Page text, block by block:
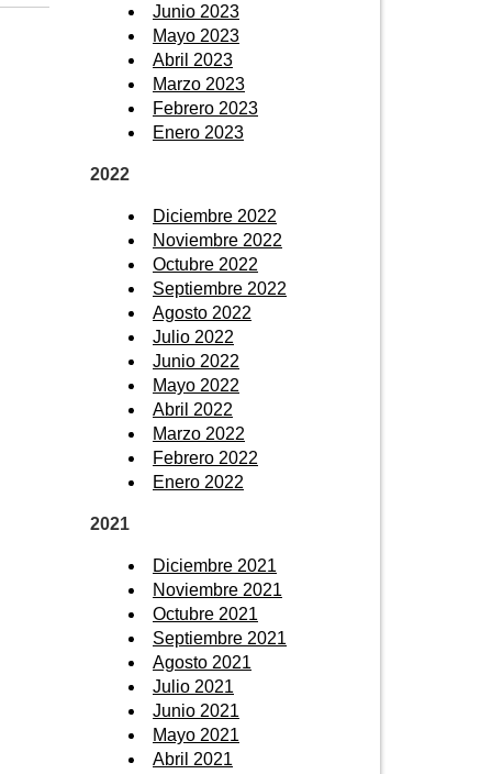
Junio 2023
Mayo 2023
Abril 2023
Marzo 2023
Febrero 2023
Enero 2023
2022
Diciembre 2022
Noviembre 2022
Octubre 2022
Septiembre 2022
Agosto 2022
Julio 2022
Junio 2022
Mayo 2022
Abril 2022
Marzo 2022
Febrero 2022
Enero 2022
2021
Diciembre 2021
Noviembre 2021
Octubre 2021
Septiembre 2021
Agosto 2021
Julio 2021
Junio 2021
Mayo 2021
Abril 2021